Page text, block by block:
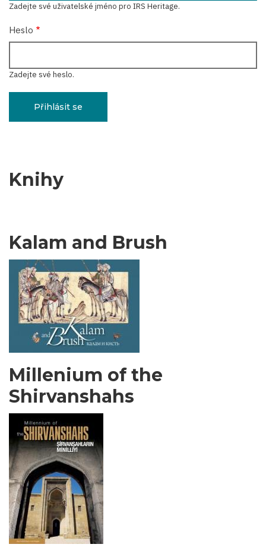
Zadejte své uživatelské jméno pro IRS Heritage.
Heslo
Zadejte své heslo.
Knihy
Kalam and Brush
Millenium of the
Shirvanshahs